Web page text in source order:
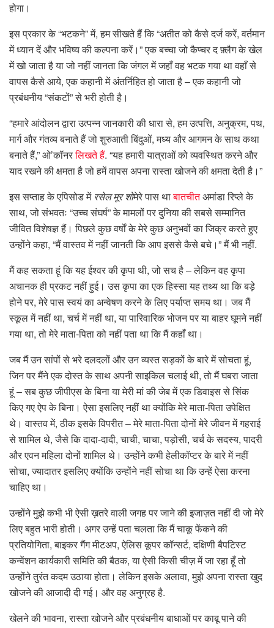
होगा।
इस प्रकार के “भटकने” में, हम सीखते हैं कि “अतीत को कैसे दर्ज करें, वर्तमान
में ध्यान दें और भविष्य की कल्पना करें।” एक बच्चा जो कैप्चर द फ़्लैग के खेल
में खो जाता है या जो नहीं जानता कि जंगल में जहाँ वह भटक गया था वहाँ से
वापस कैसे आये, एक कहानी में अंतर्निहित हो जाता है – एक कहानी जो
प्रबंधनीय “संकटों” से भरी होती है।
“हमारे आंदोलन द्वारा उत्पन्न जानकारी की धारा से, हम उत्पत्ति, अनुक्रम, पथ,
मार्ग और गंतव्य बनाते हैं जो शुरुआती बिंदुओं, मध्य और आगमन के साथ कथा
बनाते हैं,” ओ’कॉनरलिखते हैं. “यह हमारी यात्राओं को व्यवस्थित करने और
याद रखने की क्षमता है जो हमें वापस अपना रास्ता खोजने की क्षमता देती है।”
इस सप्ताह के एपिसोड में रसेल मूर शोमेरे पास थाबातचीतअमांडा रिप्ले के
साथ, जो संभवतः “उच्च संघर्ष” के मामलों पर दुनिया की सबसे सम्मानित
जीवित विशेषज्ञ हैं। पिछले कुछ वर्षों के मेरे कुछ अनुभवों का जिक्र करते हुए
उन्होंने कहा, “मैं वास्तव में नहीं जानती कि आप इससे कैसे बचे।” मैं भी नहीं.
मैं कह सकता हूं कि यह ईश्वर की कृपा थी, जो सच है – लेकिन वह कृपा
अचानक ही प्रकट नहीं हुई। उस कृपा का एक हिस्सा यह तथ्य था कि बड़े
होने पर, मेरे पास स्वयं का अन्वेषण करने के लिए पर्याप्त समय था। जब मैं
स्कूल में नहीं था, चर्च में नहीं था, या पारिवारिक भोजन पर या बाहर घूमने नहीं
गया था, तो मेरे माता-पिता को नहीं पता था कि मैं कहाँ था।
जब मैं उन सांपों से भरे दलदलों और उन व्यस्त सड़कों के बारे में सोचता हूं,
जिन पर मैंने एक दोस्त के साथ अपनी साइकिल चलाई थी, तो मैं घबरा जाता
हूं – सब कुछ जीपीएस के बिना या मेरी मां की जेब में एक डिवाइस से सिंक
किए गए ऐप के बिना। ऐसा इसलिए नहीं था क्योंकि मेरे माता-पिता उपेक्षित
थे। वास्तव में, ठीक इसके विपरीत – मेरे माता-पिता दोनों मेरे जीवन में गहराई
से शामिल थे, जैसे कि दादा-दादी, चाची, चाचा, पड़ोसी, चर्च के सदस्य, पादरी
और एवन महिला दोनों शामिल थे। उन्होंने कभी हेलीकॉप्टर के बारे में नहीं
सोचा, ज्यादातर इसलिए क्योंकि उन्होंने नहीं सोचा था कि उन्हें ऐसा करना
चाहिए था।
उन्होंने मुझे कभी भी ऐसी ख़तरे वाली जगह पर जाने की इजाज़त नहीं दी जो मेरे
लिए बहुत भारी होती। अगर उन्हें पता चलता कि मैं चाकू फेंकने की
प्रतियोगिता, बाइकर गैंग मीटअप, ऐलिस कूपर कॉन्सर्ट, दक्षिणी बैपटिस्ट
कन्वेंशन कार्यकारी समिति की बैठक, या ऐसी किसी चीज़ में जा रहा हूँ तो
उन्होंने तुरंत कदम उठाया होता। लेकिन इसके अलावा, मुझे अपना रास्ता खुद
खोजने की आजादी दी गई। और वह अनुग्रह है.
खेलने की भावना, रास्ता खोजने और प्रबंधनीय बाधाओं पर काबू पाने की